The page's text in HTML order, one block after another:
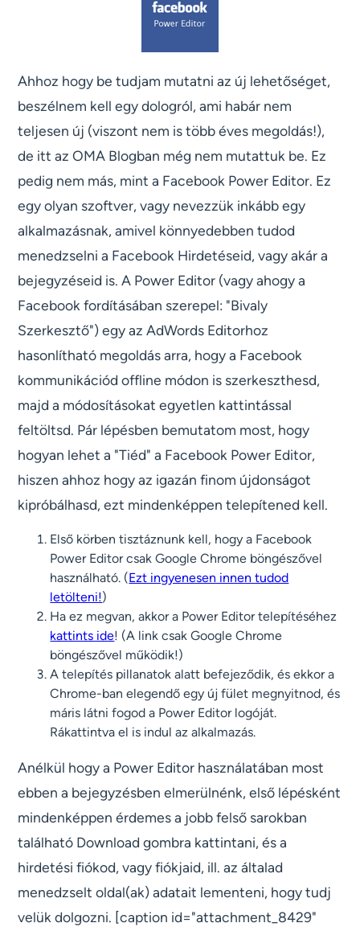
Ahhoz hogy be tudjam mutatni az új lehetőséget,
beszélnem kell egy dologról, ami habár nem
teljesen új (viszont nem is több éves megoldás!),
de itt az OMA Blogban még nem mutattuk be. Ez
pedig nem más, mint a Facebook Power Editor. Ez
egy olyan szoftver, vagy nevezzük inkább egy
alkalmazásnak, amivel könnyedebben tudod
menedzselni a Facebook Hirdetéseid, vagy akár a
bejegyzéseid is. A Power Editor (vagy ahogy a
Facebook fordításában szerepel: "Bivaly
Szerkesztő") egy az AdWords Editorhoz
hasonlítható megoldás arra, hogy a Facebook
kommunikációd offline módon is szerkeszthesd,
majd a módosításokat egyetlen kattintással
feltöltsd. Pár lépésben bemutatom most, hogy
hogyan lehet a "Tiéd" a Facebook Power Editor,
hiszen ahhoz hogy az igazán finom újdonságot
kipróbálhasd, ezt mindenképpen telepítened kell.
Első körben tisztáznunk kell, hogy a Facebook
Power Editor csak Google Chrome böngészővel
használható. (Ezt ingyenesen innen tudod
letölteni!)
Ha ez megvan, akkor a Power Editor telepítéséhez
kattints ide! (A link csak Google Chrome
böngészővel működik!)
A telepítés pillanatok alatt befejeződik, és ekkor a
Chrome-ban elegendő egy új fület megnyitnod, és
máris látni fogod a Power Editor logóját.
Rákattintva el is indul az alkalmazás.
Anélkül hogy a Power Editor használatában most
ebben a bejegyzésben elmerülnénk, első lépésként
mindenképpen érdemes a jobb felső sarokban
található Download gombra kattintani, és a
hirdetési fiókod, vagy fiókjaid, ill. az általad
menedzselt oldal(ak) adatait lementeni, hogy tudj
velük dolgozni. [caption id="attachment_8429"